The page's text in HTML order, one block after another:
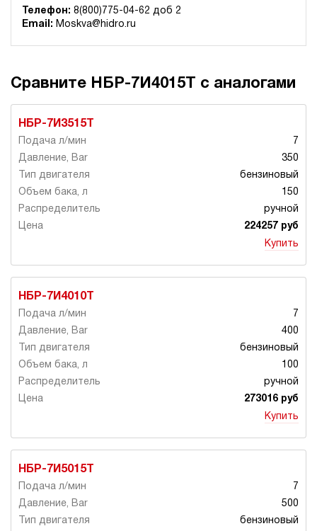
Телефон: 8(800)775-04-62 доб 2
Email: Moskva@hidro.ru
Сравните НБР-7И4015Т с аналогами
НБР-7И3515Т
7
350
бензиновый
150
ручной
224257 руб
Купить
НБР-7И4010Т
7
400
бензиновый
100
ручной
273016 руб
Купить
НБР-7И5015Т
7
500
бензиновый